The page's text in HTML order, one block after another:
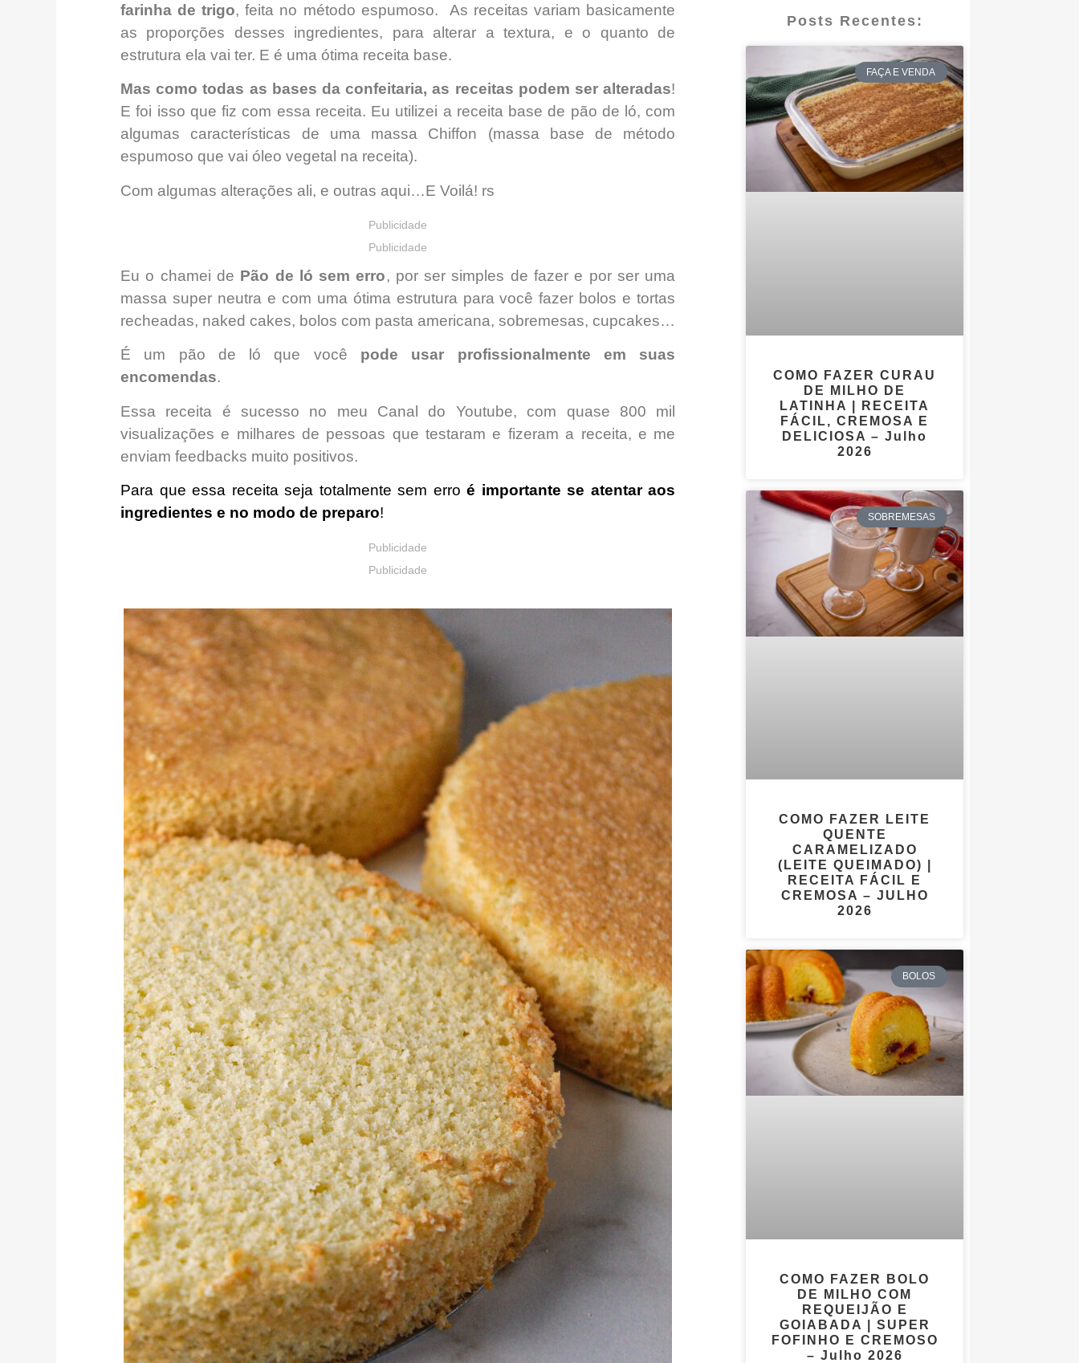
farinha de trigo, feita no método espumoso. As receitas variam basicamente
as proporções desses ingredientes, para alterar a textura, e o quanto de
estrutura ela vai ter. E é uma ótima receita base.
Mas como todas as bases da confeitaria, as receitas podem ser alteradas!
E foi isso que fiz com essa receita. Eu utilizei a receita base de pão de ló, com
algumas características de uma massa Chiffon (massa base de método
espumoso que vai óleo vegetal na receita).
Com algumas alterações ali, e outras aqui…E Voilá! rs
Publicidade
Publicidade
Eu o chamei de Pão de ló sem erro, por ser simples de fazer e por ser uma
massa super neutra e com uma ótima estrutura para você fazer bolos e tortas
recheadas, naked cakes, bolos com pasta americana, sobremesas, cupcakes…
É um pão de ló que você pode usar profissionalmente em suas
encomendas.
Essa receita é sucesso no meu Canal do Youtube, com quase 800 mil
visualizações e milhares de pessoas que testaram e fizeram a receita, e me
enviam feedbacks muito positivos.
Para que essa receita seja totalmente sem erroé importante se atentar aos
ingredientes e no modo de preparo!
Publicidade
Publicidade
Posts Recentes:
FAÇA E VENDA
COMO FAZER CURAU
DE MILHO DE
LATINHA | RECEITA
FÁCIL, CREMOSA E
DELICIOSA – Julho
2026
SOBREMESAS
COMO FAZER LEITE
QUENTE
CARAMELIZADO
(LEITE QUEIMADO) |
RECEITA FÁCIL E
CREMOSA – JULHO
2026
BOLOS
COMO FAZER BOLO
DE MILHO COM
REQUEIJÃO E
GOIABADA | SUPER
FOFINHO E CREMOSO
– Julho 2026